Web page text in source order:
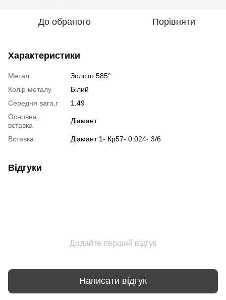
До обраного Порівняти
Характеристики
Метал
Золото 585°
Колір металу
Білий
Середня вага,г
1.49
Основна
вставка
Діамант
Вставка Діамант 1- Кр57- 0.024- 3/6
Відгуки
Додайте перший відгук
Написати відгук